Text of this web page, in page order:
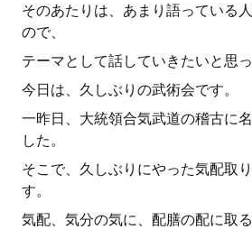
そのあたりは、あまり語っている
ので、
テーマとして話していきたいと思っ
今日は、久しぶりの武術会です。
一昨日、大統領合気武道の稽古に
した。
そこで、久しぶりにやった気配取
す。
気配、気分の気に、配膳の配に取る